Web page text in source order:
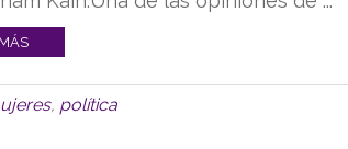
, política